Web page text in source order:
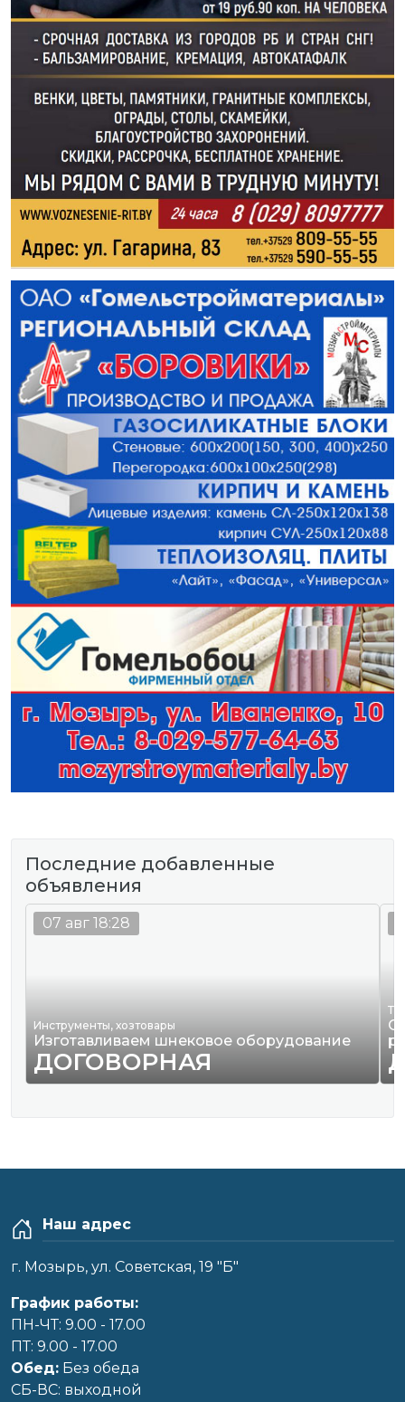
Последние добавленные
объявления
Инструменты, хозтовары
Изготавливаем шнековое оборудование
ДОГОВОРНАЯ
07 авг 18:28
Наш адрес
г. Мозырь, ул. Советская, 19 "Б"
График работы:
ПН-ЧТ: 9.00 - 17.00
ПТ: 9.00 - 17.00
Обед: Без обеда
CБ-ВС: выходной